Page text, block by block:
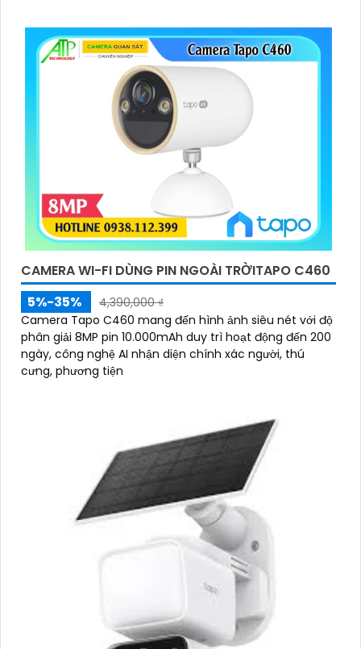
CAMERA WI-FI DÙNG PIN NGOÀI TRỜITAPO C460
5%-35%
4,390,000 ₫
Camera Tapo C460 mang đến hình ảnh siêu nét với độ
phân giải 8MP pin 10.000mAh duy trì hoạt động đến 200
ngày, công nghệ AI nhận diện chính xác người, thú
cưng, phương tiện